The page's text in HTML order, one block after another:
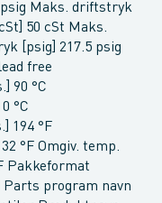
psig Maks. driftstryk
50 cSt Maks.
[psig] 217.5 psig
free
90 °C
°C
194 °F
°F Omgiv. temp.
Pakkeformat
program navn